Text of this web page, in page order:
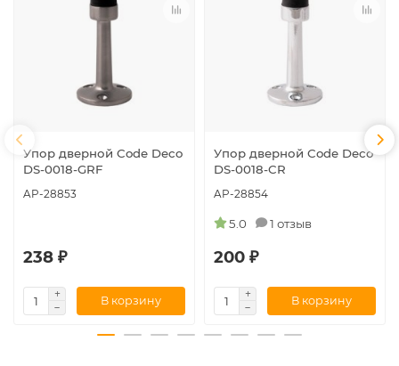
Упор дверной Code Deco
DS-0018-GRF
AP-28853
238 ₽
В корзину
Упор дверной Code Deco
DS-0018-CR
AP-28854
5.0 1 отзыв
200 ₽
В корзину